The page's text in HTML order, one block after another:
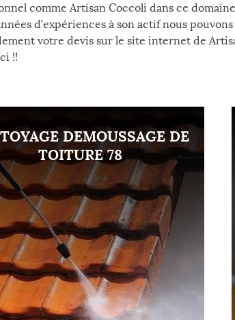
comme Artisan Coccoli dans ce
d’expériences à son actif nous
votre devis sur le site internet de
!!
DEMOUSSAGE DE
TOITURE 78